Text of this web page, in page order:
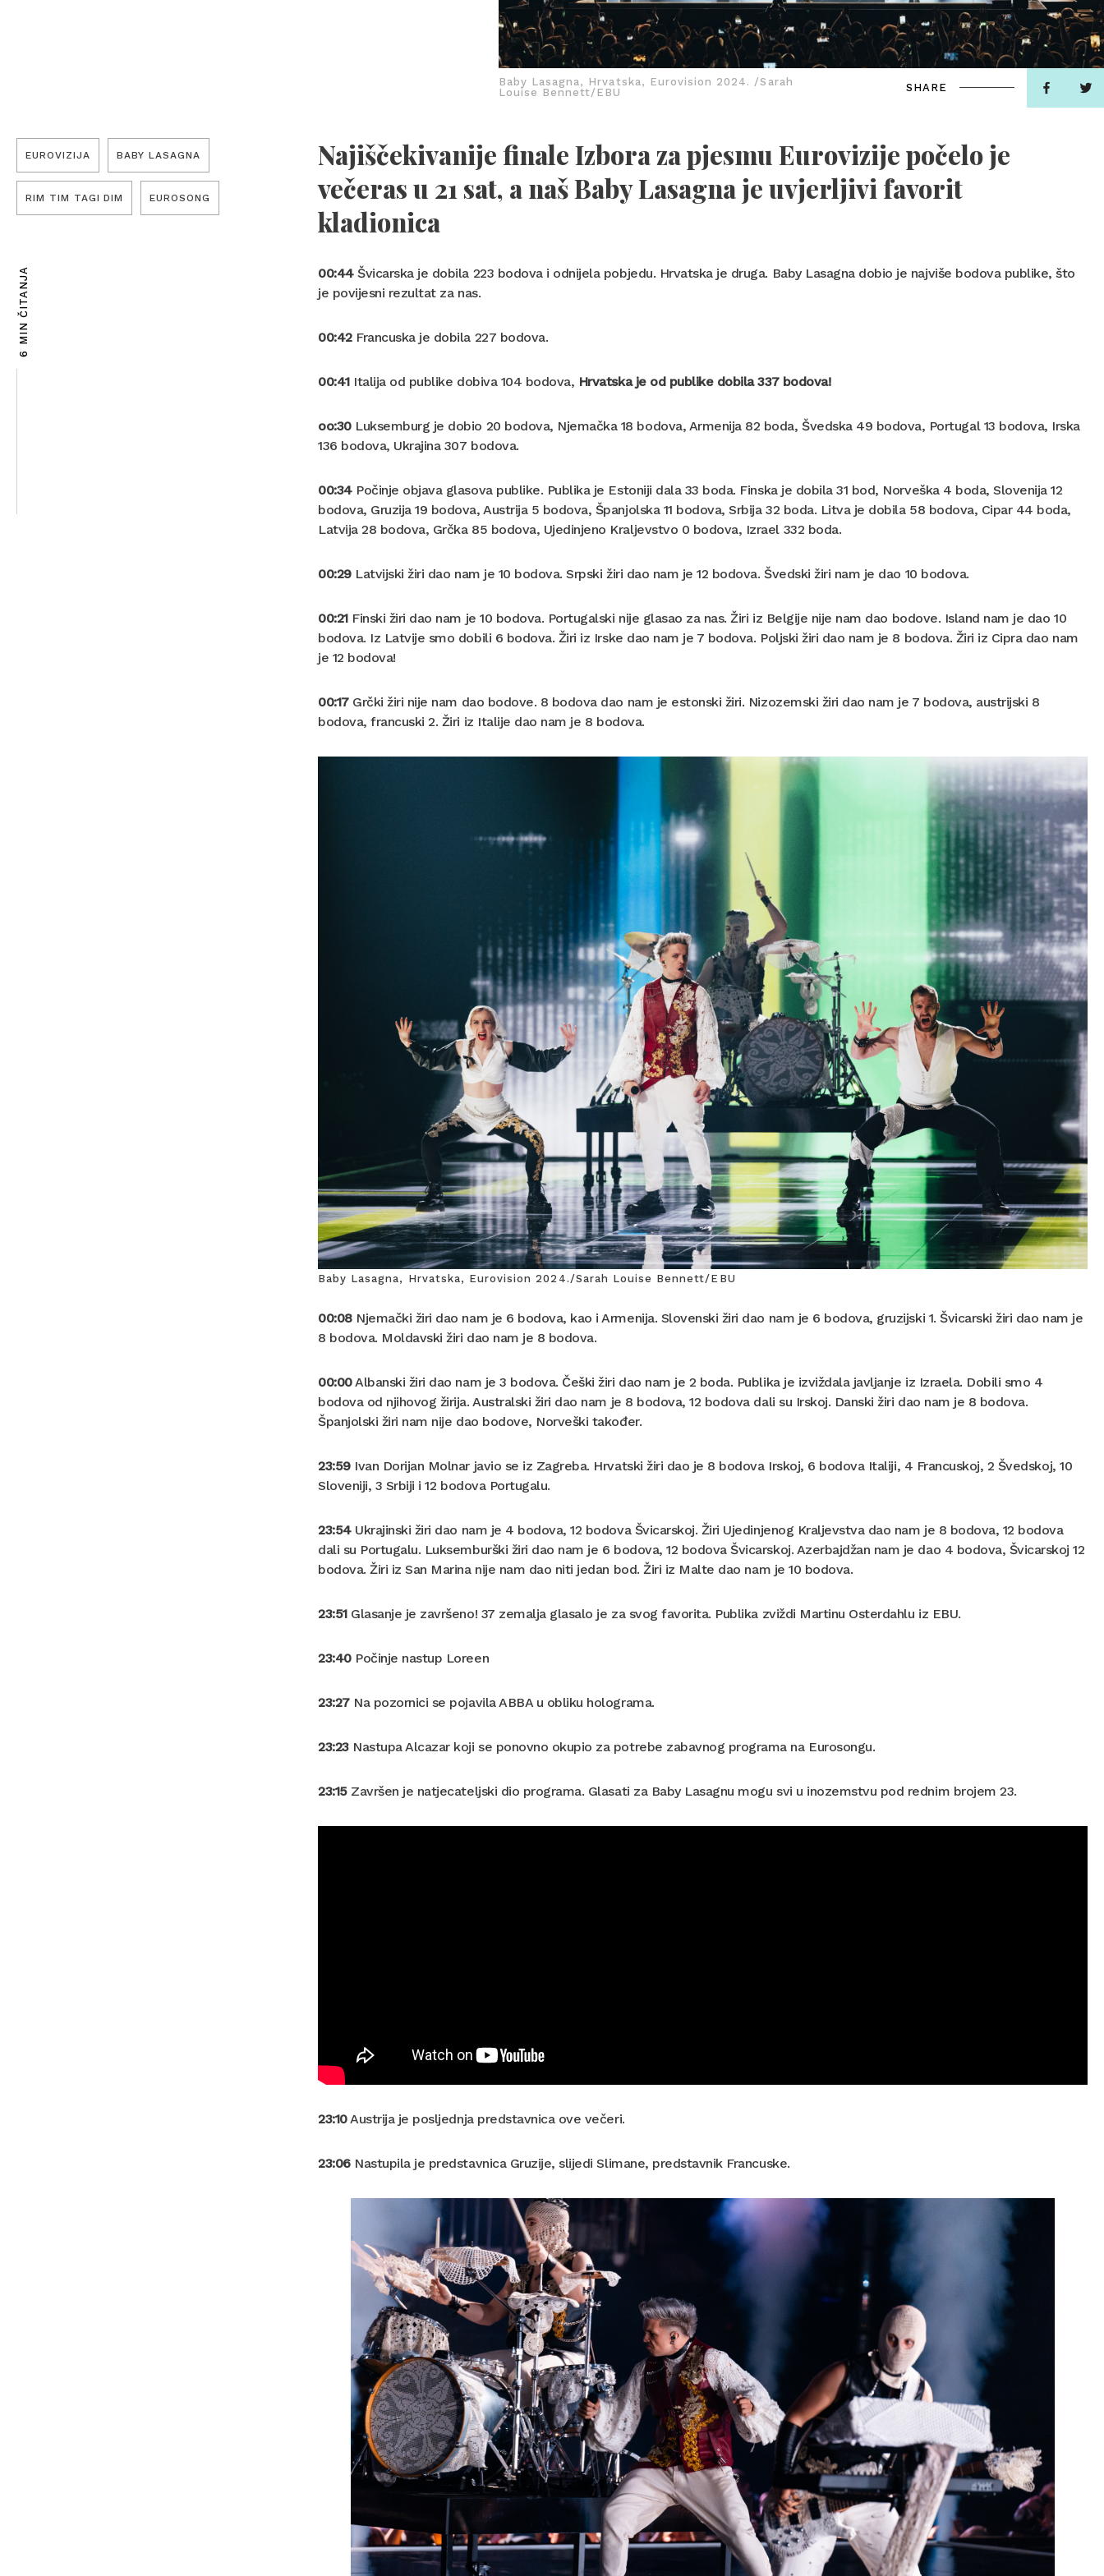
Baby Lasagna, Hrvatska, Eurovision 2024. /Sarah
Louise Bennett/EBU
SHARE
EUROVIZIJA BABY LASAGNA
RIM TIM TAGI DIM EUROSONG
6 MIN ČITANJA
Najiščekivanije finale Izbora za pjesmu Eurovizije počelo je
večeras u 21 sat, a naš Baby Lasagna je uvjerljivi favorit
kladionica
00:44Švicarska je dobila 223 bodova i odnijela pobjedu. Hrvatska je druga. Baby Lasagna dobio je najviše bodova publike, što
je povijesni rezultat za nas.
00:42Francuska je dobila 227 bodova.
00:41Italija od publike dobiva 104 bodova, Hrvatska je od publike dobila 337 bodova!
oo:30Luksemburg je dobio 20 bodova, Njemačka 18 bodova, Armenija 82 boda, Švedska 49 bodova, Portugal 13 bodova, Irska
136 bodova, Ukrajina 307 bodova.
00:34Počinje objava glasova publike. Publika je Estoniji dala 33 boda. Finska je dobila 31 bod, Norveška 4 boda, Slovenija 12
bodova, Gruzija 19 bodova, Austrija 5 bodova, Španjolska 11 bodova, Srbija 32 boda. Litva je dobila 58 bodova, Cipar 44 boda,
Latvija 28 bodova, Grčka 85 bodova, Ujedinjeno Kraljevstvo 0 bodova, Izrael 332 boda.
00:29Latvijski žiri dao nam je 10 bodova. Srpski žiri dao nam je 12 bodova. Švedski žiri nam je dao 10 bodova.
00:21Finski žiri dao nam je 10 bodova. Portugalski nije glasao za nas. Žiri iz Belgije nije nam dao bodove. Island nam je dao 10
bodova. Iz Latvije smo dobili 6 bodova. Žiri iz Irske dao nam je 7 bodova. Poljski žiri dao nam je 8 bodova. Žiri iz Cipra dao nam
je 12 bodova!
00:17Grčki žiri nije nam dao bodove. 8 bodova dao nam je estonski žiri. Nizozemski žiri dao nam je 7 bodova, austrijski 8
bodova, francuski 2. Žiri iz Italije dao nam je 8 bodova.
Baby Lasagna, Hrvatska, Eurovision 2024./Sarah Louise Bennett/EBU
00:08Njemački žiri dao nam je 6 bodova, kao i Armenija. Slovenski žiri dao nam je 6 bodova, gruzijski 1. Švicarski žiri dao nam je
8 bodova. Moldavski žiri dao nam je 8 bodova.
00:00Albanski žiri dao nam je 3 bodova. Češki žiri dao nam je 2 boda. Publika je izviždala javljanje iz Izraela. Dobili smo 4
bodova od njihovog žirija. Australski žiri dao nam je 8 bodova, 12 bodova dali su Irskoj. Danski žiri dao nam je 8 bodova.
Španjolski žiri nam nije dao bodove, Norveški također.
23:59 Ivan Dorijan Molnar javio se iz Zagreba. Hrvatski žiri dao je 8 bodova Irskoj, 6 bodova Italiji, 4 Francuskoj, 2 Švedskoj, 10
Sloveniji, 3 Srbiji i 12 bodova Portugalu.
23:54Ukrajinski žiri dao nam je 4 bodova, 12 bodova Švicarskoj. Žiri Ujedinjenog Kraljevstva dao nam je 8 bodova, 12 bodova
dali su Portugalu. Luksemburški žiri dao nam je 6 bodova, 12 bodova Švicarskoj. Azerbajdžan nam je dao 4 bodova, Švicarskoj 12
bodova. Žiri iz San Marina nije nam dao niti jedan bod. Žiri iz Malte dao nam je 10 bodova.
23:51Glasanje je završeno! 37 zemalja glasalo je za svog favorita. Publika zviždi Martinu Osterdahlu iz EBU.
23:40Počinje nastup Loreen
23:27Na pozornici se pojavila ABBA u obliku holograma.
23:23Nastupa Alcazar koji se ponovno okupio za potrebe zabavnog programa na Eurosongu.
23:15Završen je natjecateljski dio programa. Glasati za Baby Lasagnu mogu svi u inozemstvu pod rednim brojem 23.
23:10Austrija je posljednja predstavnica ove večeri.
23:06Nastupila je predstavnica Gruzije, slijedi Slimane, predstavnik Francuske.